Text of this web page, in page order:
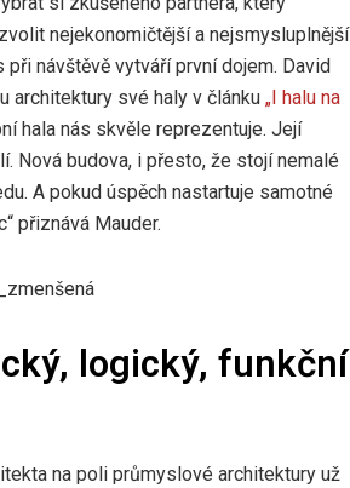
nejekonomičtější a nejsmysluplnější
návštěvě vytváří první dojem. David
architektury své haly v článku „I halu na
hala nás skvěle reprezentuje. Její
Nová budova, i přesto, že stojí nemalé
A pokud úspěch nastartuje samotné
přiznává Mauder.
logický, funkční
na poli průmyslové architektury už